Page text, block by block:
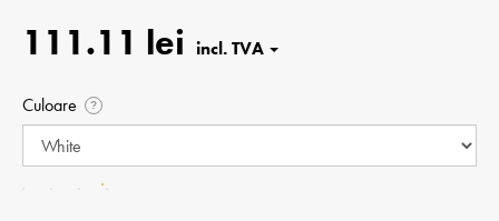
111.11 lei
Culoare ?